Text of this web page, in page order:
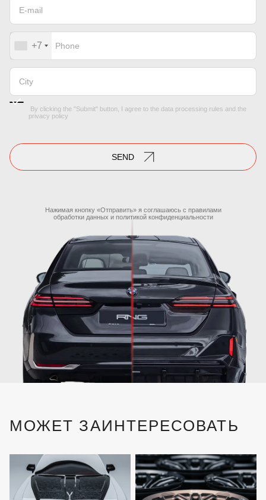
+7
By clicking the "Submit" button, I agree to the data processing rules and the
privacy policy
SEND
Нажимая кнопку «Отправить» я соглашаюсь с правилами
обработки данных и политикой конфиденциальности
МОЖЕТ ЗАИНТЕРЕСОВАТЬ